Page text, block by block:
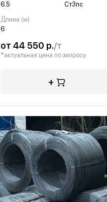
6.5
Ст3пс
Длина (м)
6
от 44 550 р./т
*актуальная цена по запросу
+